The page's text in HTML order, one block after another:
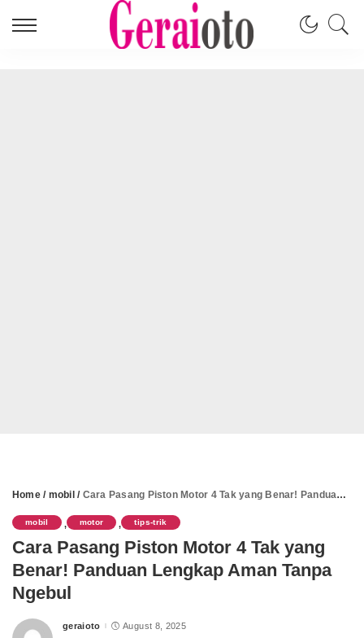
Home/ mobil / Cara Pasang Piston Motor 4 Tak yang Benar! Panduan Lengkap Aman Tanpa Ngebul
mobil , motor , tips-trik
Cara Pasang Piston Motor 4 Tak yang
Benar! Panduan Lengkap Aman Tanpa
Ngebul
Posted
geraioto August 8, 2025